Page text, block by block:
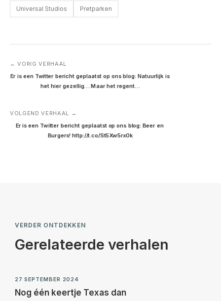
Universal Studios Pretparken
← VORIG VERHAAL
Er is een Twitter bericht geplaatst op ons blog: Natuurlijk is
het hier gezellig… Maar het regent…
VOLGEND VERHAAL →
Er is een Twitter bericht geplaatst op ons blog: Beer en
Burgers! http://t.co/St5Xw5rx0k
VERDER ONTDEKKEN
Gerelateerde verhalen
27 SEPTEMBER 2024
Nog één keertje Texas dan